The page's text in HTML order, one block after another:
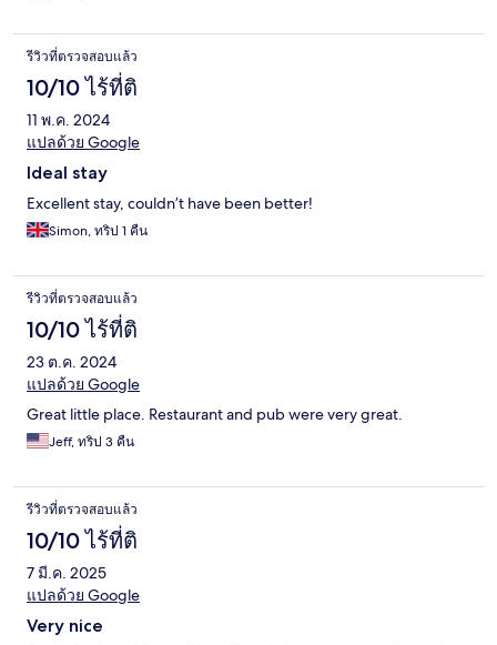
รีวิวที่ตรวจสอบแล้ว
10/10 ไร้ที่ติ
11 พ.ค. 2024
แปลด้วย Google
Ideal stay
Excellent stay, couldn’t have been better!
Simon, ทริป 1 คืน
รีวิวที่ตรวจสอบแล้ว
10/10 ไร้ที่ติ
23 ต.ค. 2024
แปลด้วย Google
Great little place. Restaurant and pub were very great.
Jeff, ทริป 3 คืน
รีวิวที่ตรวจสอบแล้ว
10/10 ไร้ที่ติ
7 มี.ค. 2025
แปลด้วย Google
Very nice